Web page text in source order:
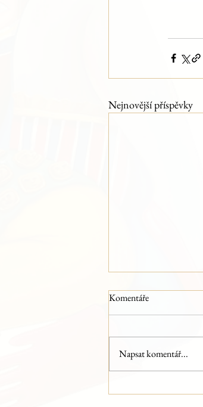
Nejnovější příspěvky
Komentáře
Napsat komentář...